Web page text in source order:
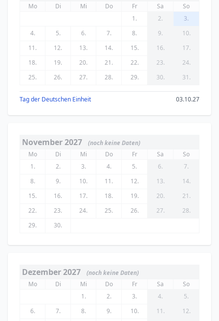
Mo
Di Mi Do Fr Sa
So
1.
2.
3.
4.
5. 6. 7. 8. 9.
10.
11.
12. 13. 14. 15. 16.
17.
18.
19. 20. 21. 22. 23.
24.
25.
26. 27. 28. 29. 30. 31.
Tag der Deutschen Einheit 03.10.27
November 2027
(noch keine Daten)
Mo
Di Mi Do Fr Sa
So
1.
2. 3. 4. 5. 6.
7.
8.
9. 10. 11. 12. 13.
14.
15.
16. 17. 18. 19. 20.
21.
22.
23. 24. 25. 26. 27.
28.
29.
30.
Dezember 2027
(noch keine Daten)
Mo
Di Mi Do Fr Sa
So
1.
2. 3. 4.
5.
6.
7. 8. 9. 10. 11.
12.